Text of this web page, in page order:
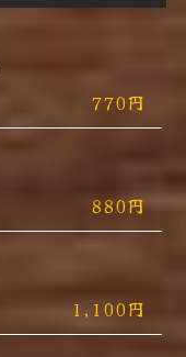
770円
880円
1,100円